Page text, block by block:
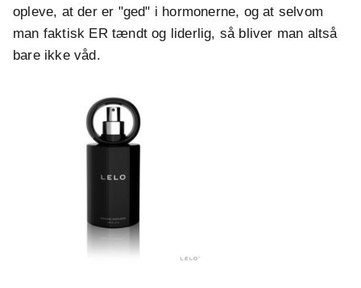
opleve, at der er "ged" i hormonerne, og at selvom
man faktisk ER tændt og liderlig, så bliver man altså
bare ikke våd.